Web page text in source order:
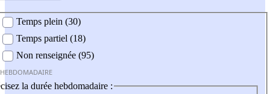
Temps plein (30)
Temps partiel (18)
Non renseignée (95)
la durée hebdomadaire :